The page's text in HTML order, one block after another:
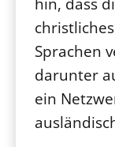
Sprachen
darunter
ein